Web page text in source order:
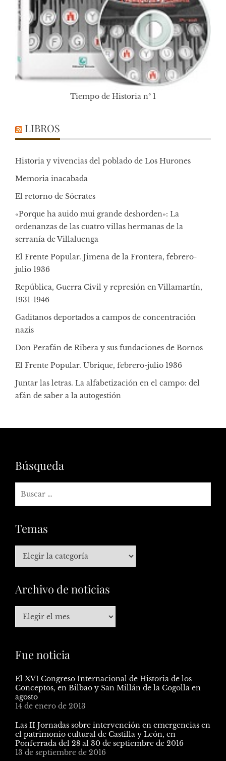
Tiempo de Historia nº 1
LIBROS
Historia y vivencias del poblado de Los Hurones
Memoria inacabada
El retorno de Sócrates
«Porque ha auido mui grande deshorden»: La
ordenanzas de las cuatro villas hermanas de la
serranía de Villaluenga
El Frente Popular. Jimena de la Frontera, febrero-
julio 1936
República, Guerra Civil y represión en Villamartín,
1931-1946
Gaditanos deportados a campos de concentración
nazis
Don Perafán de Ribera y sus fundaciones de Bornos
El Frente Popular. Ubrique, febrero-julio 1936
Juntar las letras. La alfabetización en el campo: del
afán de saber a la autogestión
Búsqueda
Temas
Archivo de noticias
Fue noticia
El XVI Congreso Internacional de Historia de los
Conceptos, en Bilbao y San Millán de la Cogolla en
agosto
14 de enero de 2013
Las II Jornadas sobre intervención en emergencias en
el patrimonio cultural de Castilla y León, en
Ponferrada del 28 al 30 de septiembre de 2016
13 de septiembre de 2016